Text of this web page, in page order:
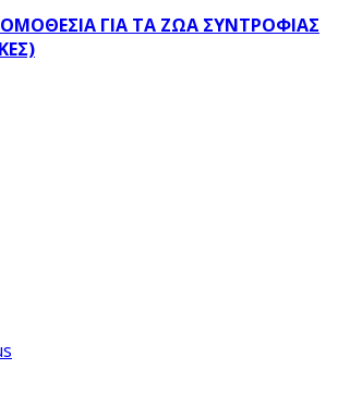
ΓΙΑ ΤΑ ΖΩΑ ΣΥΝΤΡΟΦΙΑΣ